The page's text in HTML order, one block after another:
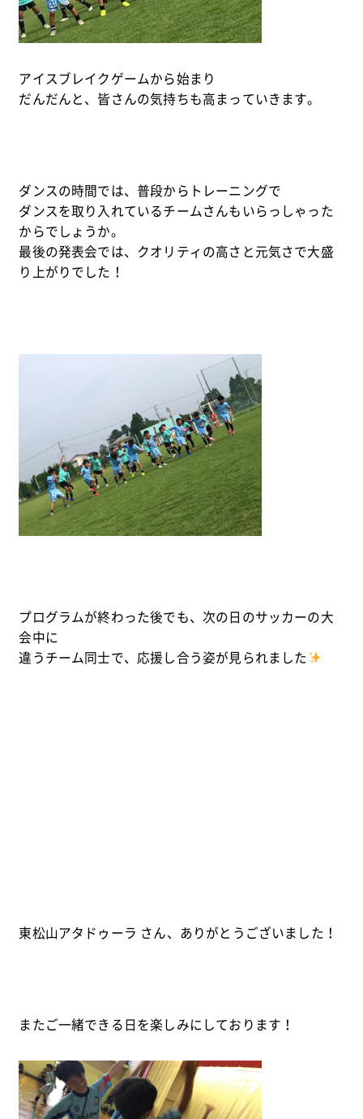
アイスブレイクゲームから始まり
だんだんと、皆さんの気持ちも高まっていきます。
ダンスの時間では、普段からトレーニングで
ダンスを取り入れているチームさんもいらっしゃった
からでしょうか。
最後の発表会では、クオリティの高さと元気さで大盛
り上がりでした！
プログラムが終わった後でも、次の日のサッカーの大
会中に
違うチーム同士で、応援し合う姿が見られました
東松山アタドゥーラ さん、ありがとうございました！
またご一緒できる日を楽しみにしております！